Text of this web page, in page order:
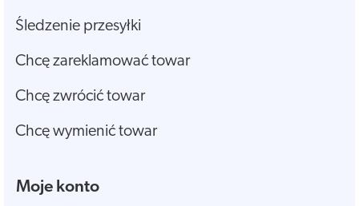
Śledzenie przesyłki
Chcę zareklamować towar
Chcę zwrócić towar
Chcę wymienić towar
Moje konto